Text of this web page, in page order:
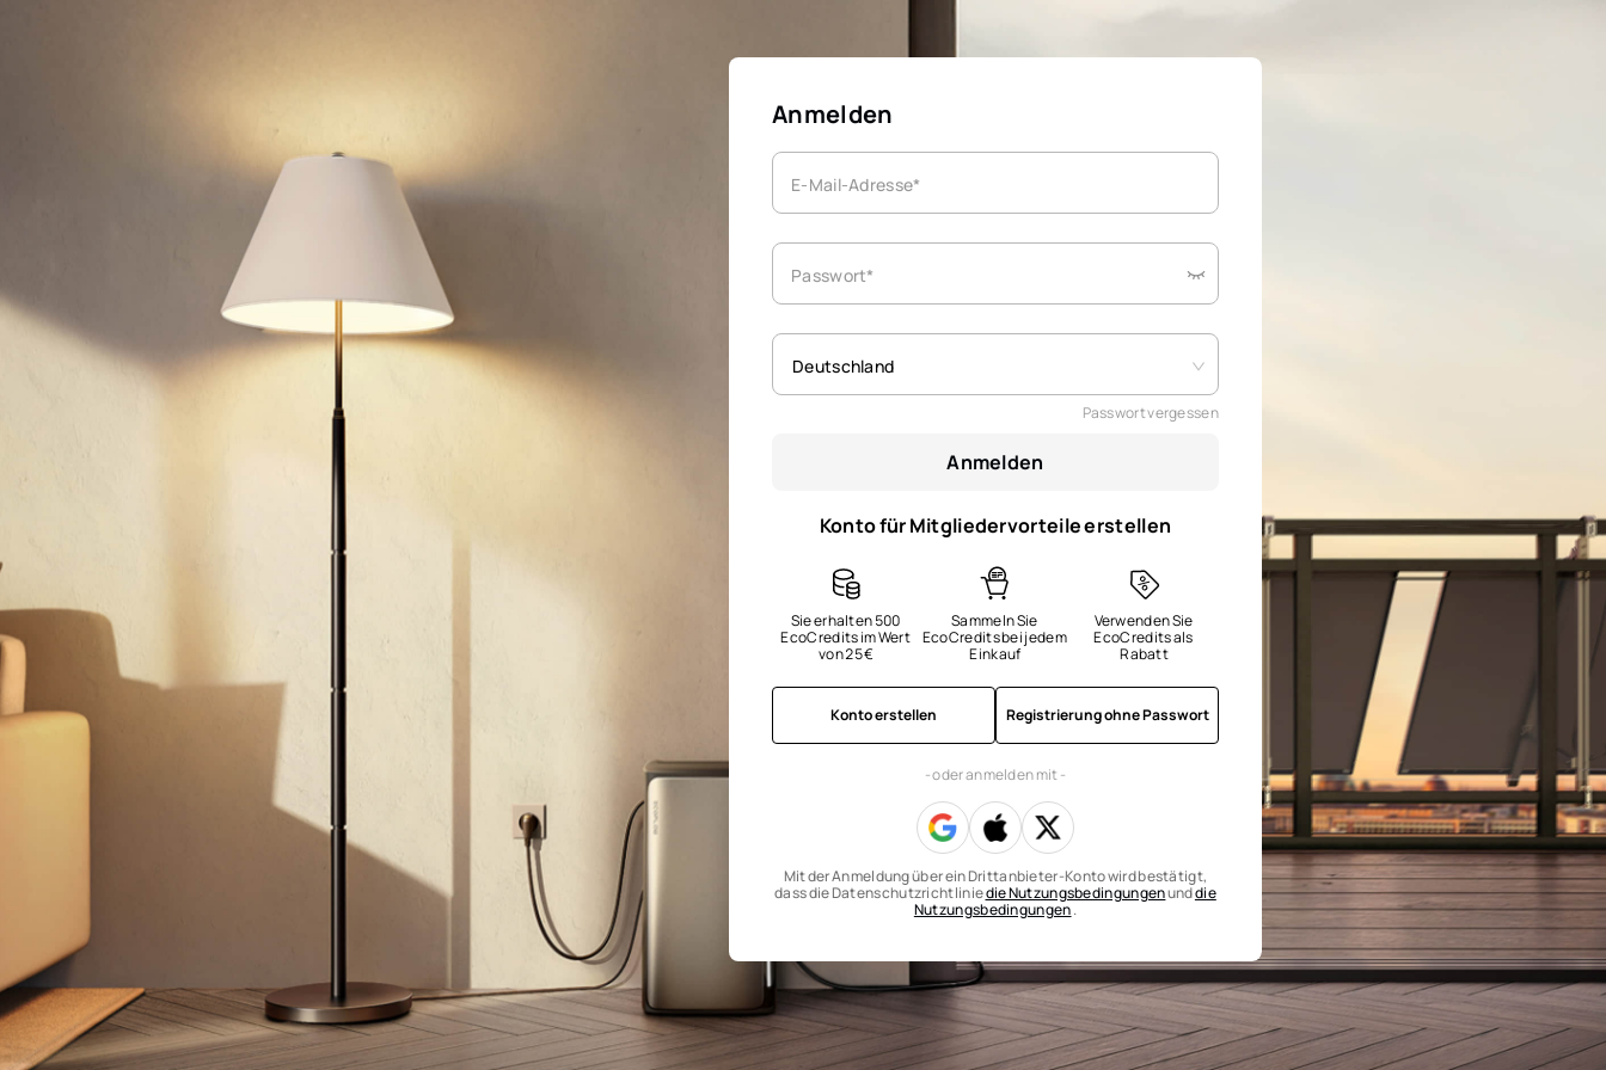
Anmelden
E-Mail-Adresse*
Passwort*
Deutschland
Passwort vergessen
Anmelden
Konto für Mitgliedervorteile erstellen
Sie erhalten 500
EcoCredits im Wert
von 25 €
Sammeln Sie
EcoCredits bei jedem
Einkauf
Verwenden Sie
EcoCredits als
Rabatt
Konto erstellen Registrierung ohne Passwort
- oder anmelden mit -
Mit der Anmeldung über ein Drittanbieter-Konto wird bestätigt,
dass die Datenschutzrichtliniedie Nutzungsbedingungenunddie
Nutzungsbedingungen.